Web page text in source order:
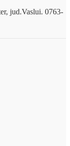
jud.Vaslui. 0763-